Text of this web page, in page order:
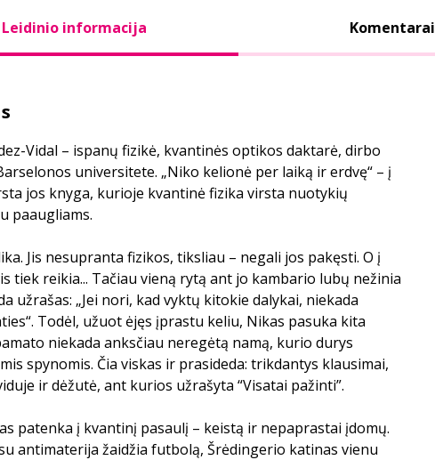
Leidinio informacija Komentarai
Vidal – ispanų fizikė, kvantinės optikos daktarė, dirbo
universitete. „Niko kelionė per laiką ir erdvę“ – į
jos knyga, kurioje kvantinė fizika virsta nuotykių
paaugliams.
Jis nesupranta fizikos, tiksliau – negali jos pakęsti. O į
tiek reikia... Tačiau vieną rytą ant jo kambario lubų nežinia
užrašas: „Jei nori, kad vyktų kitokie dalykai, niekada
Todėl, užuot ėjęs įprastu keliu, Nikas pasuka kita
niekada anksčiau neregėtą namą, kurio durys
spynomis. Čia viskas ir prasideda: trikdantys klausimai,
ir dėžutė, ant kurios užrašyta “Visatai pažinti”.
patenka į kvantinį pasaulį – keistą ir nepaprastai įdomų.
antimaterija žaidžia futbolą, Šrėdingerio katinas vienu